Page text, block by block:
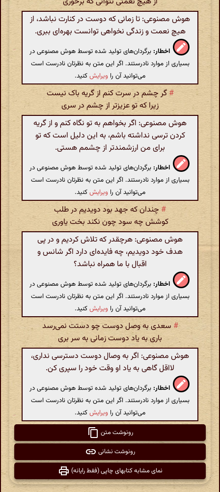
هوش مصنوعی: تا زمانی که دوست در کنارت نباشد، از
هیچ نعمت و زندگی نخواهی توانست بهره‌ای ببری.
اخطار: برگردان‌های تولید شده توسط هوش مصنوعی در
بسیاری از موارد نادرستند. اگر این متن به نظرتان نادرست است
می‌توانید آن را ویرایشکنید.
# گر چشم در سرت کنم از گریه باک نیست
زیرا که تو عزیزتر از چشم در سری
هوش مصنوعی: اگر بخواهم به تو نگاه کنم و از گریه
کردن ترسی نداشته باشم، به این دلیل است که تو
برای من ارزشمندتر از چشمم هستی.
اخطار: برگردان‌های تولید شده توسط هوش مصنوعی در
بسیاری از موارد نادرستند. اگر این متن به نظرتان نادرست است
می‌توانید آن را ویرایشکنید.
# چندان که جهد بود دویدیم در طلب
کوشش چه سود چون نکند بخت یاوری
هوش مصنوعی: هرچقدر که تلاش کردیم و در پی
هدف خود دویدیم، چه فایده‌ای دارد اگر شانس و
اقبال با ما همراه نباشد؟
اخطار: برگردان‌های تولید شده توسط هوش مصنوعی در
بسیاری از موارد نادرستند. اگر این متن به نظرتان نادرست است
می‌توانید آن را ویرایشکنید.
# سعدی به وصل دوست چو دستت نمی‌رسد
باری به یاد دوست زمانی به سر بری
هوش مصنوعی: اگر به وصال دوست دسترسی نداری،
لااقل گاهی به یاد او وقت خود را سپری کن.
اخطار: برگردان‌های تولید شده توسط هوش مصنوعی در
بسیاری از موارد نادرستند. اگر این متن به نظرتان نادرست است
می‌توانید آن را ویرایشکنید.
رونوشت متن
رونوشت نشانی
نمای مشابه کتابهای چاپی (فقط رایانه)